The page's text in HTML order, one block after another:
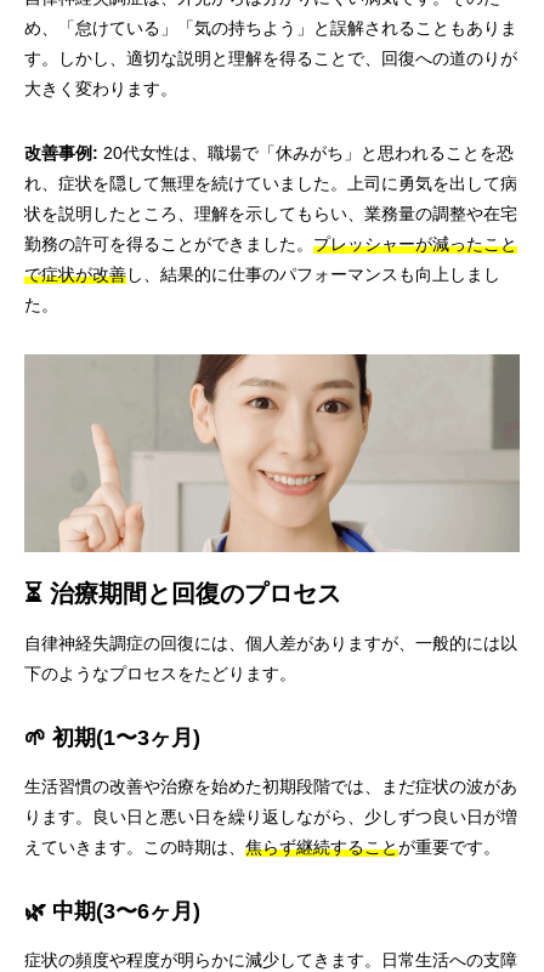
め、「怠けている」「気の持ちよう」と誤解されることもありま
す。しかし、適切な説明と理解を得ることで、回復への道のりが
大きく変わります。
改善事例: 20代女性は、職場で「休みがち」と思われることを恐
れ、症状を隠して無理を続けていました。上司に勇気を出して病
状を説明したところ、理解を示してもらい、業務量の調整や在宅
勤務の許可を得ることができました。 プレッシャーが減ったこと
で症状が改善し、結果的に仕事のパフォーマンスも向上しまし
た。
⏳ 治療期間と回復のプロセス
自律神経失調症の回復には、個人差がありますが、一般的には以
下のようなプロセスをたどります。
🌱 初期(1〜3ヶ月)
生活習慣の改善や治療を始めた初期段階では、まだ症状の波があ
ります。良い日と悪い日を繰り返しながら、少しずつ良い日が増
えていきます。この時期は、 焦らず継続することが重要です。
🌿 中期(3〜6ヶ月)
症状の頻度や程度が明らかに減少してきます。日常生活への支障